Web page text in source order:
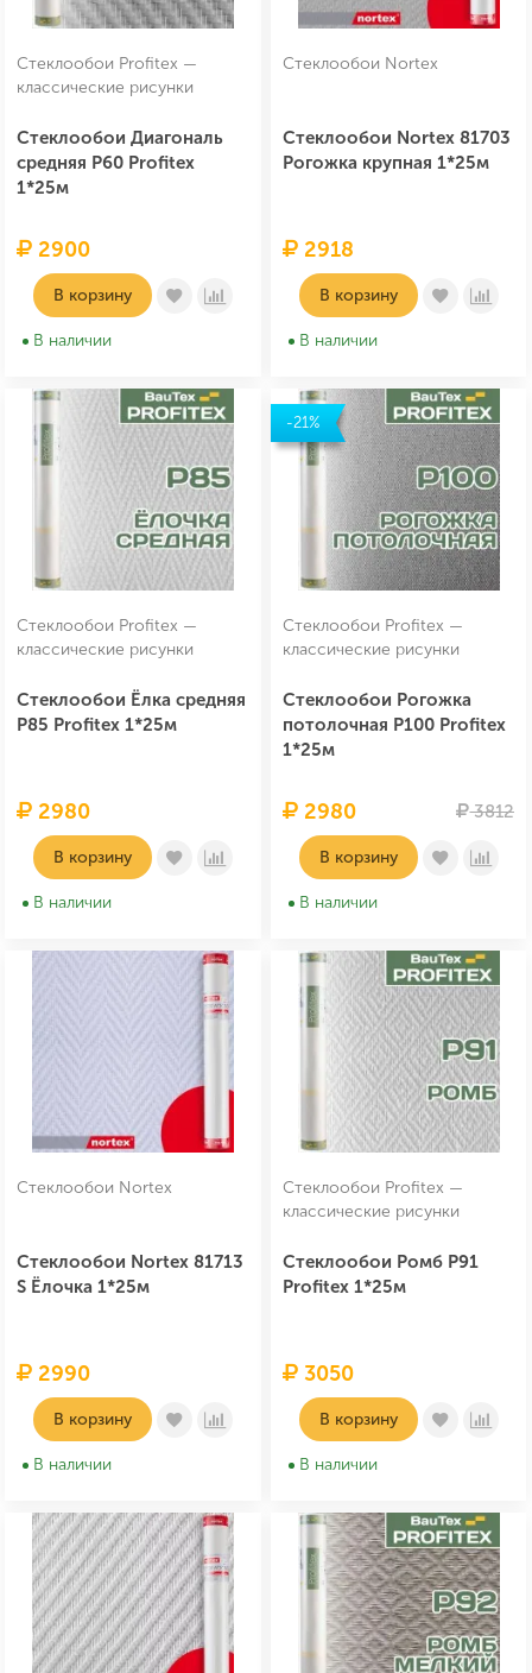
Стеклообои Profitex —
классические рисунки
Стеклообои Диагональ
средняя P60 Profitex
1*25м
2900
В корзину
В наличии
Стеклообои Nortex
Стеклообои Nortex 81703
Рогожка крупная 1*25м
2918
В корзину
В наличии
Стеклообои Profitex —
классические рисунки
Стеклообои Ёлка средняя
P85 Profitex 1*25м
2980
В корзину
В наличии
-21%
Стеклообои Profitex —
классические рисунки
Стеклообои Рогожка
потолочная P100 Profitex
1*25м
2980 3812
В корзину
В наличии
Стеклообои Nortex
Стеклообои Nortex 81713
S Ёлочка 1*25м
2990
В корзину
В наличии
Стеклообои Profitex —
классические рисунки
Стеклообои Ромб P91
Profitex 1*25м
3050
В корзину
В наличии